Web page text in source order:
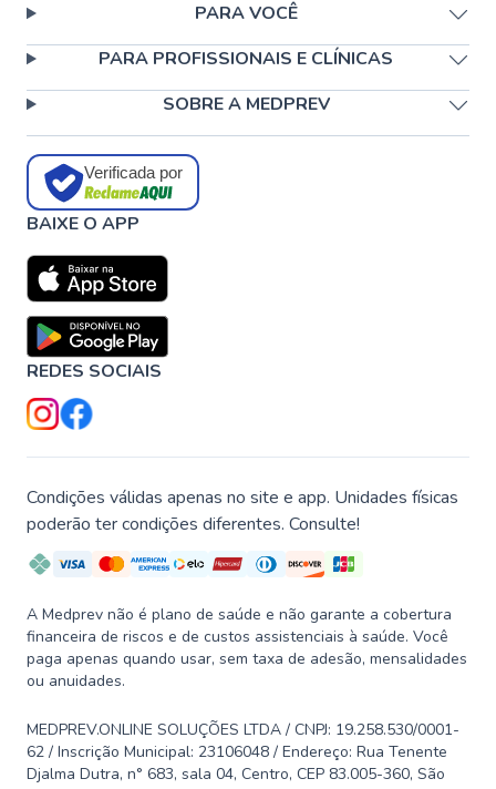
PARA VOCÊ
PARA PROFISSIONAIS E CLÍNICAS
SOBRE A MEDPREV
Verificada por
BAIXE O APP
REDES SOCIAIS
Condições válidas apenas no site e app. Unidades físicas
poderão ter condições diferentes. Consulte!
A Medprev não é plano de saúde e não garante a cobertura
financeira de riscos e de custos assistenciais à saúde. Você
paga apenas quando usar, sem taxa de adesão, mensalidades
ou anuidades.
MEDPREV.ONLINE SOLUÇÕES LTDA / CNPJ: 19.258.530/0001-
62 / Inscrição Municipal: 23106048 / Endereço: Rua Tenente
Djalma Dutra, n° 683, sala 04, Centro, CEP 83.005-360, São